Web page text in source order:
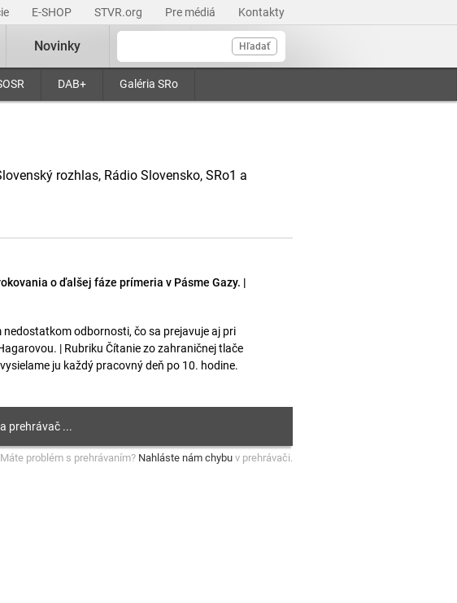
E-SHOP STVR.org Pre médiá Kontakty
Hľadať
DAB+ Galéria SRo
Novinky
rozhlas, Rádio Slovensko, SRo1 a
o ďalšej fáze prímeria v Pásme Gazy. |
odbornosti, čo sa prejavuje aj pri
| Rubriku Čítanie zo zahraničnej tlače
ju každý pracovný deň po 10. hodine.
Máte problém s prehrávaním? Nahláste nám chybu v prehrávači.